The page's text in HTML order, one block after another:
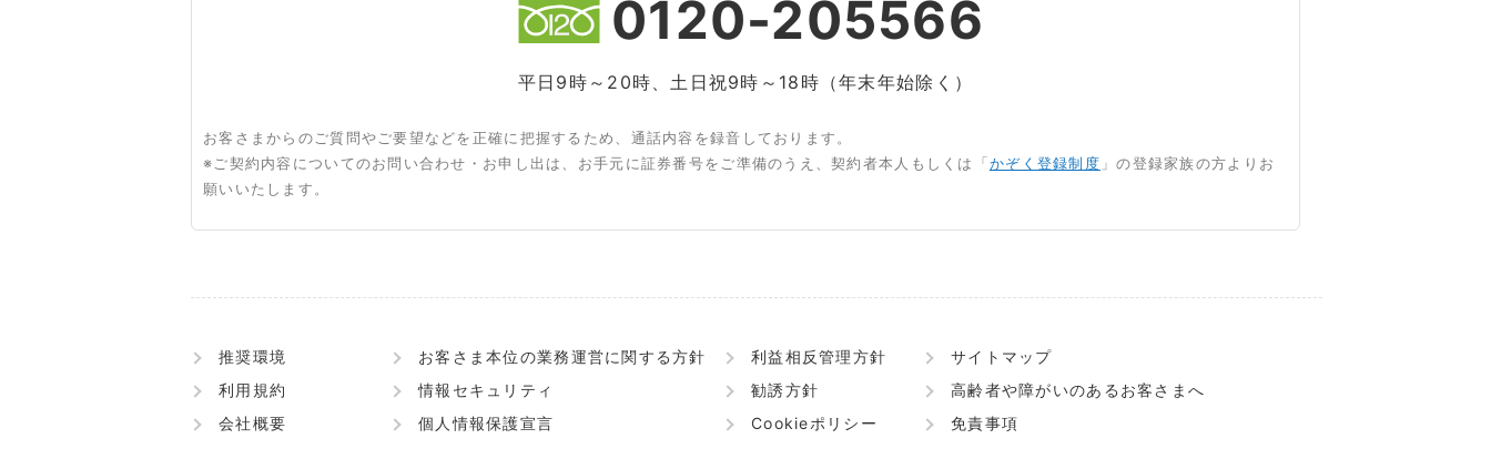
0120-205566
平日9時～20時、土日祝9時～18時（年末年始除く）
お客さまからのご質問やご要望などを正確に把握するため、通話内容を録音しております。
※ご契約内容についてのお問い合わせ・お申し出は、お手元に証券番号をご準備のうえ、契約者本人もしくは「かぞく登録制度 」の登録家族の方よりお
願いいたします。
推奨環境 お客さま本位の業務運営に関する方針 利益相反管理方針
サイトマップ
利用規約
情報セキュリティ 勧誘方針
高齢者や障がいのあるお客さまへ
会社概要
個人情報保護宣言 Cookieポリシー
免責事項